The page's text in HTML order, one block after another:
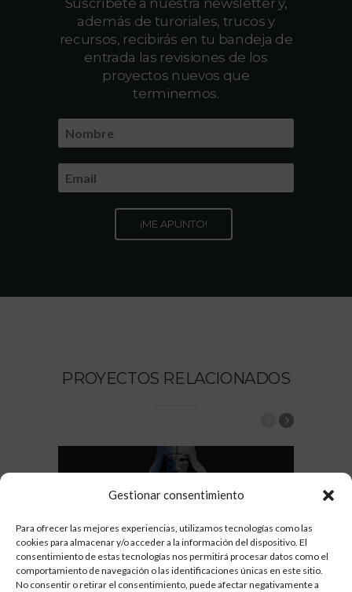
Gestionar consentimiento
Para ofrecer las mejores experiencias, utilizamos tecnologías como las
cookies para almacenar y/o acceder a la información del dispositivo. El
consentimiento de estas tecnologías nos permitirá procesar datos como el
comportamiento de navegación o las identificaciones únicas en este sitio.
No consentir o retirar el consentimiento, puede afectar negativamente a
además de turoriales, trucos y
recursos, recibirás en tu bandeja de
entrada las revisiones de los
proyectos nuevos que
terminemos.
PROYECTOS RELACIONADOS